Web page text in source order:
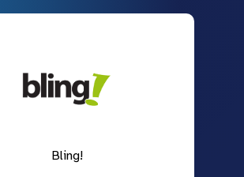
Bling!